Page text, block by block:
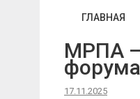
ГЛАВНАЯ
МРПА —
17.11.2025